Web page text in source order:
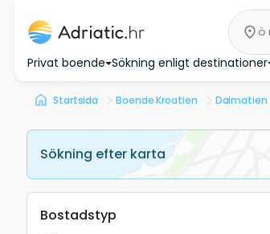
Privat boende Sökning enligt destinationer
Startsida Boende Kroatien Dalmatien
Ö
Sökning efter karta
Bostadstyp